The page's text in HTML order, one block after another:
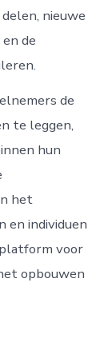
nieuwe
de
de
te leggen,
hun
het
en individuen
voor
opbouwen